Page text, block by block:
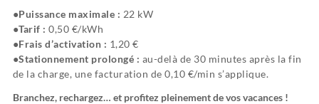
Puissance maximale : 22 kW
Tarif : 0,50 €/kWh
Frais d’activation : 1,20 €
Stationnement prolongé : au-delà de 30 minutes après la fin
de la charge, une facturation de 0,10 €/min s’applique.
Branchez, rechargez… et profitez pleinement de vos vacances !